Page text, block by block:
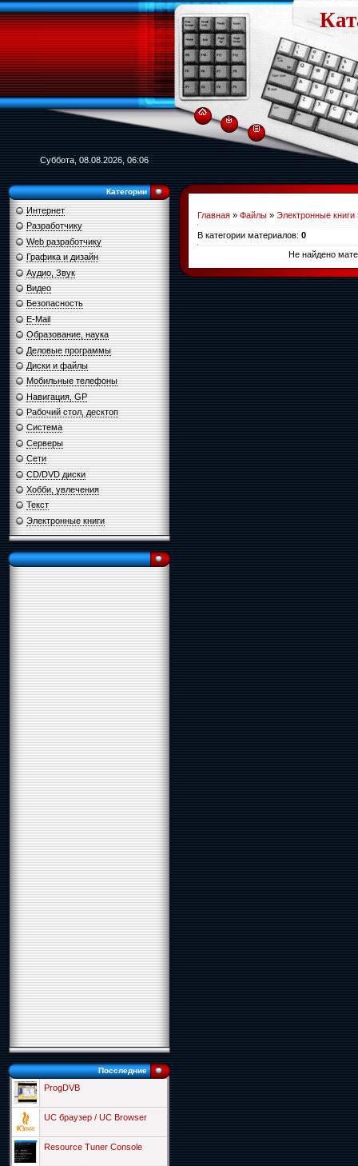
Суббота, 08.08.2026, 06:06
Категории
Интернет
Разработчику
Web разработчику
Графика и дизайн
Аудио, Звук
Видео
Безопасность
E-Mail
Образование, наука
Деловые программы
Диски и файлы
Мобильные телефоны
Навигация, GP
Рабочий стол, десктоп
Система
Серверы
Сети
CD/DVD диски
Хобби, увлечения
Текст
Электронные книги
Посследние
ProgDVB
UC браузер / UC Browser
Resource Tuner Console
Главная » Файлы » Электронные книги
В категории материалов: 0
Не найдено